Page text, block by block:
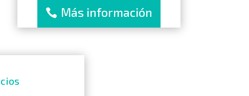
Más información